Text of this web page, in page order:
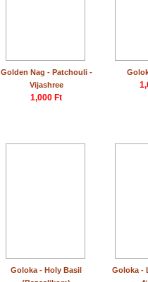
Golden Nag - Patchouli -
Vijashree
1,000 Ft
Goloka - Holy Basil
Goloka -